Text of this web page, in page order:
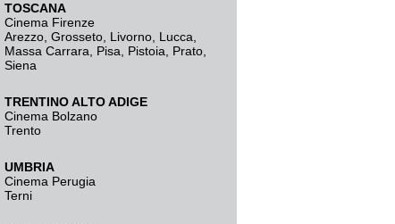
TOSCANA
Cinema Firenze
Arezzo Grosseto Livorno Lucca
Massa Carrara
Pisa Pistoia Prato
Siena
TRENTINO ALTO ADIGE
Cinema Bolzano
Trento
UMBRIA
Cinema Perugia
Terni